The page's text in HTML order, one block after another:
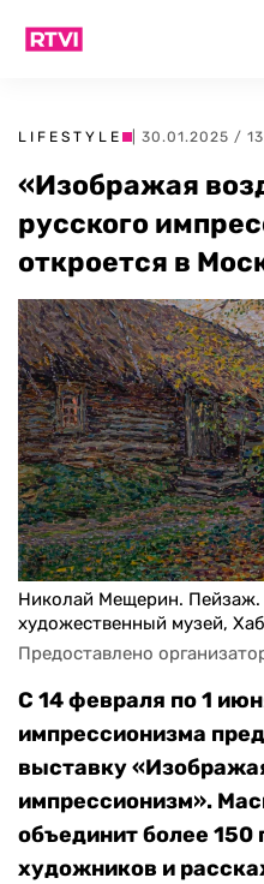
LIFESTYLE | 30.01.2025 /
«Изображая
русского
откроется в
Николай Мещерин.
художественный музей,
Предоставлено
С 14 февраля по 1
импрессионизма
выставку
импрессионизм».
объединит более 150
художников и